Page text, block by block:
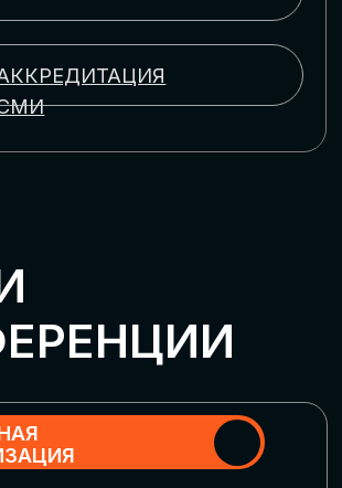
какие ИИ-решения
наиболее
показывают
удержания
цифровизации